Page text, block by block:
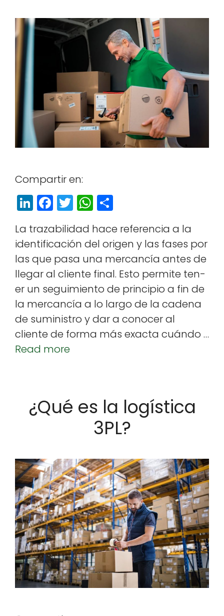
Com­par­tir en:
Li
n
k
e
dI
n
F
a
c
e
b
o
o
k
T
w
itt
e
r
W
h
a
ts
A
p
p
a
r
e
La traz­abil­i­dad hace ref­er­en­cia a la
iden­ti­fi­cación del ori­gen y las fas­es por
las que pasa una mer­cancía antes de
lle­gar al cliente final. Esto per­mite ten­
er un seguimien­to de prin­ci­pio a fin de
la mer­cancía a lo largo de la cade­na
de sum­in­istro y dar a cono­cer al
cliente de for­ma más exac­ta cuán­do …
Read more
¿Qué es la logística
3PL?